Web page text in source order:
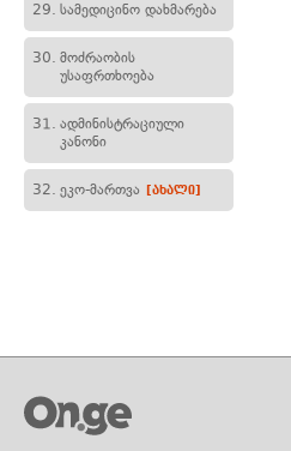
29. სამედიცინო დახმარება
30. მოძრაობის
უსაფრთხოება
31. ადმინისტრაციული
კანონი
32. ეკო-მართვა [ახალი]